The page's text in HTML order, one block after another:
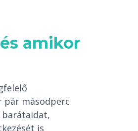
amikor
pár másodperc
is